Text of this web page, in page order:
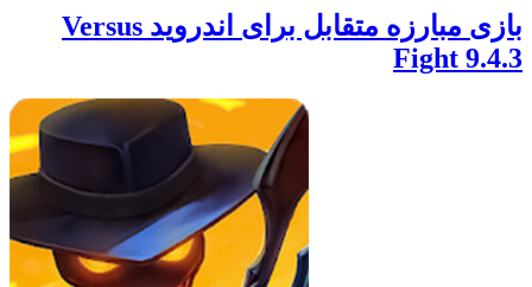
بازی مبارزه متقابل برای اندروید Versus
Fight 9.4.3